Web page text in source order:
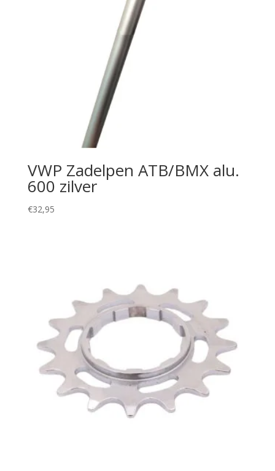
VWP Zadelpen ATB/BMX alu.
600 zilver
€32,95